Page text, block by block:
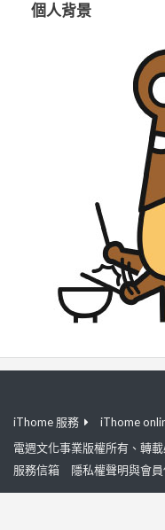
個人背景
iThome 服務 iThome
電週文化事業版權所有、轉
服務信箱
隱私權聲明與會